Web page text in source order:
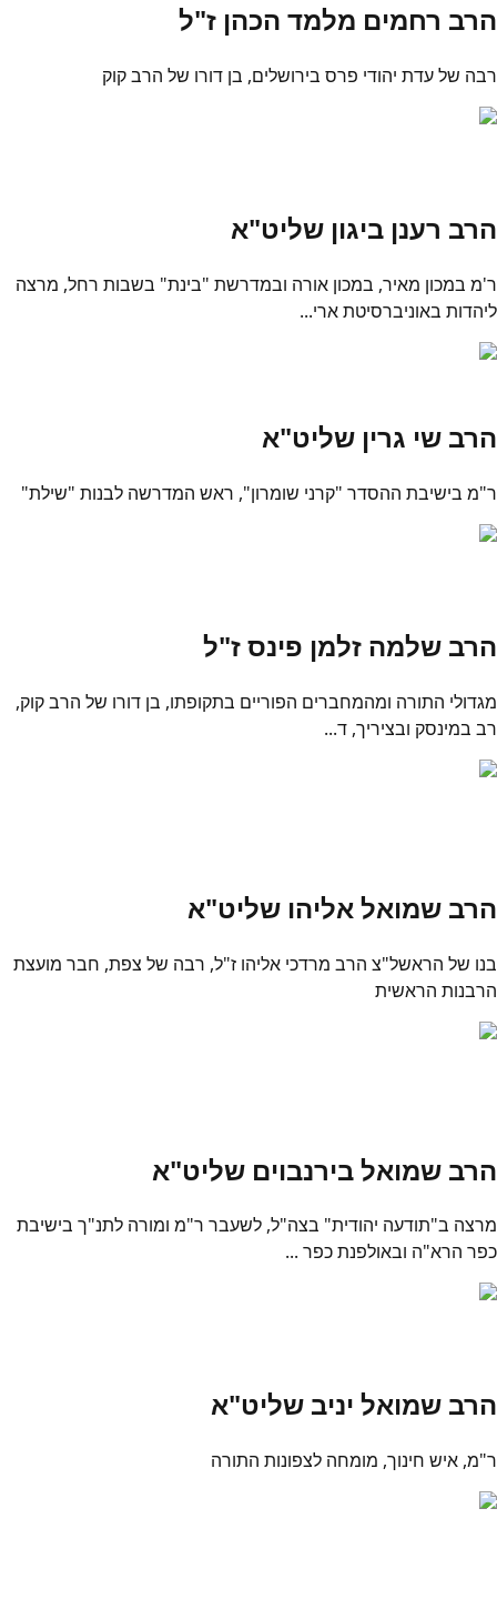
הרב רחמים מלמד הכהן ז"ל
רבה של עדת יהודי פרס בירושלים, בן דורו של הרב קוק
הרב רענן ביגון שליט"א
ר'מ במכון מאיר, במכון אורה ובמדרשת "בינת" בשבות רחל, מרצה
ליהדות באוניברסיטת ארי...
הרב שי גרין שליט"א
ר"מ בישיבת ההסדר "קרני שומרון", ראש המדרשה לבנות "שילת"
הרב שלמה זלמן פינס ז"ל
מגדולי התורה ומהמחברים הפוריים בתקופתו, בן דורו של הרב קוק,
רב במינסק ובציריך, ד...
הרב שמואל אליהו שליט"א
בנו של הראשל"צ הרב מרדכי אליהו ז"ל, רבה של צפת, חבר מועצת
הרבנות הראשית
הרב שמואל בירנבוים שליט"א
מרצה ב"תודעה יהודית" בצה"ל, לשעבר ר"מ ומורה לתנ"ך בישיבת
כפר הרא"ה ובאולפנת כפר ...
הרב שמואל יניב שליט"א
ר"מ, איש חינוך, מומחה לצפונות התורה